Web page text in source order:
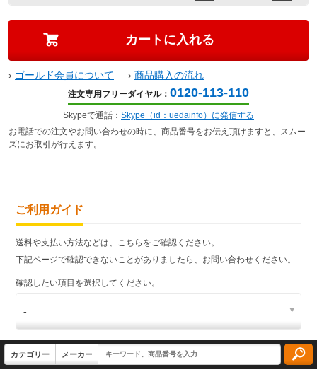
› ゴールド会員について › 商品購入の流れ
注文専用フリーダイヤル： 0120-113-110
Skypeで通話： Skype（id：uedainfo）に発信する
お電話での注文やお問い合わせの時に、商品番号をお伝え頂けますと、スムー
ズにお取引が行えます。
ご利用ガイド
送料や支払い方法などは、こちらをご確認ください。
下記ページで確認できないことがありましたら、お問い合わせください。
確認したい項目を選択してください。